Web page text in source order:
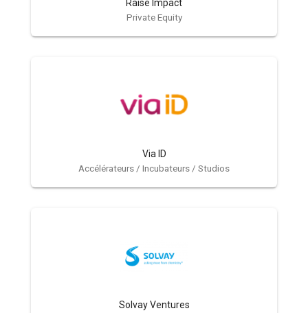
Raise Impact
Private Equity
Via ID
Accélérateurs / Incubateurs / Studios
Solvay Ventures